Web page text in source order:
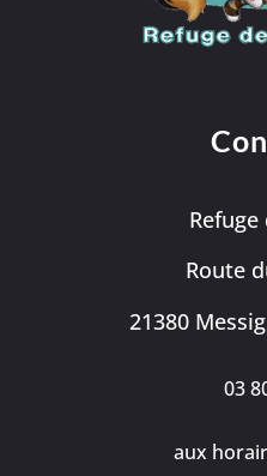
Refuge
Route
21380
03
aux